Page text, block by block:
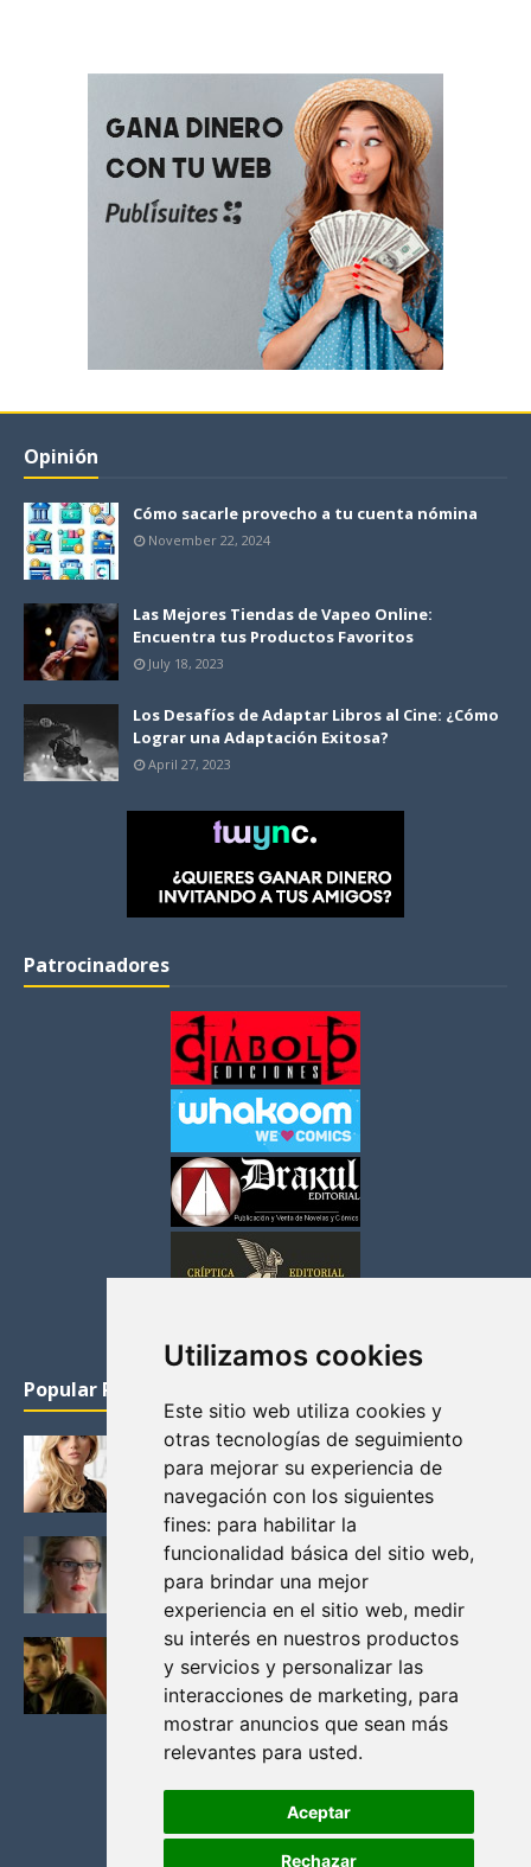
Utilizamos cookies
Este sitio web utiliza cookies y
otras tecnologías de seguimiento
para mejorar su experiencia de
navegación con los siguientes
fines: para habilitar la
funcionalidad básica del sitio web,
para brindar una mejor
experiencia en el sitio web, medir
su interés en nuestros productos
y servicios y personalizar las
interacciones de marketing, para
mostrar anuncios que sean más
relevantes para usted.
Aceptar
Rechazar
Opinión
Cómo sacarle provecho a tu cuenta nómina
November 22, 2024
Las Mejores Tiendas de Vapeo Online:
Encuentra tus Productos Favoritos
July 18, 2023
Los Desafíos de Adaptar Libros al Cine: ¿Cómo
Lograr una Adaptación Exitosa?
April 27, 2023
Patrocinadores
Popular Posts
KATHERYN WINNICK: LA ACTRIZ MAS GUAPA DE
VIKINGOS
Junio 14, 2013
FELICITY (EMILY BETT RICKARDS), LAS FOTOS
MAS BONITAS DE LA ALIADA DE ARROW
Noviembre 30, 2013
BLACK MIRROR: TODA TU HISTORIA. EPISODIO 3.
LA CRITICA
Mayo 17, 2012